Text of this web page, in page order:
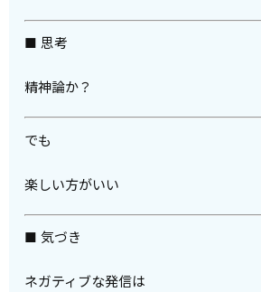
■ 思考
精神論か？
でも
楽しい方がいい
■ 気づき
ネガティブな発信は